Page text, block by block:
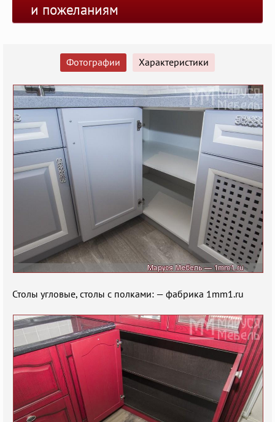
и пожеланиям
Фотографии Характеристики
Столы угловые, столы с полками: — фабрика 1mm1.ru